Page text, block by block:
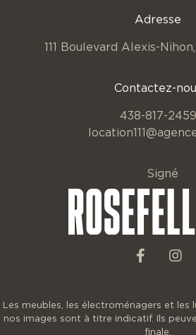
Adresse
111 Boulevard Alexis-Nihon,
Contactez-
438-817-2459
Signé
Les meubles, les électroménagers et les
nos images sont à titre indicatif. Ils
finale.